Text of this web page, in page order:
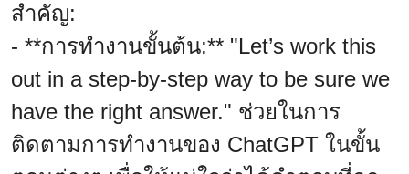
สำคัญ:
- **การทำงานขั้นต้น:** "Let’s work this
out in a step-by-step way to be sure we
have the right answer." ช่วยในการ
ติดตามการทำงานของ ChatGPT ในขั้น